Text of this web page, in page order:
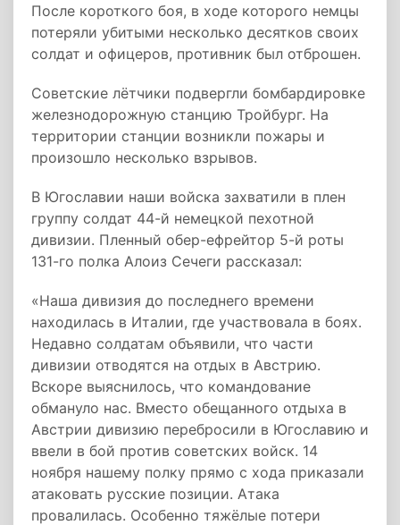
После короткого боя, в ходе которого немцы
потеряли убитыми несколько десятков своих
солдат и офицеров, противник был отброшен.
Советские лётчики подвергли бомбардировке
железнодорожную станцию Тройбург. На
территории станции возникли пожары и
произошло несколько взрывов.
В Югославии наши войска захватили в плен
группу солдат 44-й немецкой пехотной
дивизии. Пленный обер-ефрейтор 5-й роты
131-го полка Алоиз Сечеги рассказал:
«Наша дивизия до последнего времени
находилась в Италии, где участвовала в боях.
Недавно солдатам объявили, что части
дивизии отводятся на отдых в Австрию.
Вскоре выяснилось, что командование
обмануло нас. Вместо обещанного отдыха в
Австрии дивизию перебросили в Югославию и
ввели в бой против советских войск. 14
ноября нашему полку прямо с хода приказали
атаковать русские позиции. Атака
провалилась. Особенно тяжёлые потери